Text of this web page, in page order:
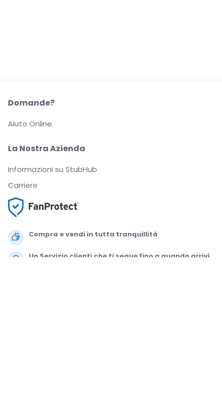
Compra e vendi in tutta tranquillità
Un Servizio clienti che ti segue fino a quando arrivi
La Nostra Azienda
Informazioni su StubHub
Carriere
Domande?
Aiuto Online